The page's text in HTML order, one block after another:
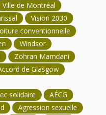
Ville de Montréal
Vision 2030
conventionnelle
Windsor
Zohran Mamdani
de Glasgow
solidaire
AÉCG
Agression sexuelle